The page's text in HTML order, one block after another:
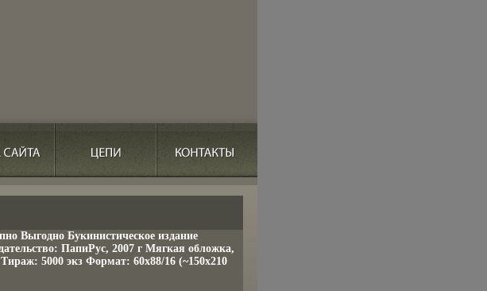
Выгодно Букинистическое издание
ПапиРус, 2007 г Мягкая обложка,
Тираж: 5000 экз Формат: 60x88/16 (~150x210